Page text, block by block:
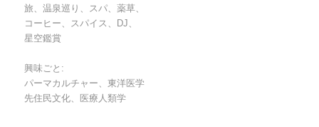
旅、温泉巡り、スパ、薬草、
コーヒー、スパイス、DJ、
星空鑑賞
興味ごと:
パーマカルチャー、東洋医学
先住民文化、医療人類学